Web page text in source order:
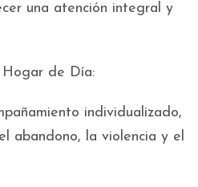
una atención integral y
de Día:
individualizado,
abandono, la violencia y el